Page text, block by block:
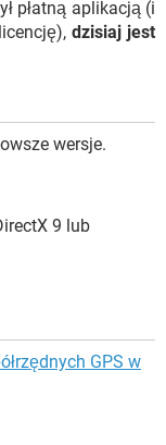
płatną aplikacją (i
dzisiaj jest
wersje.
9 lub
GPS w